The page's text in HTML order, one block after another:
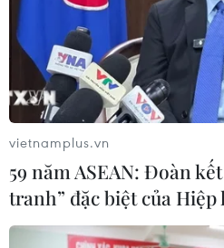
vietnamplus.vn
59 năm ASEAN: Đoàn
tranh” đặc biệt của Hiệp